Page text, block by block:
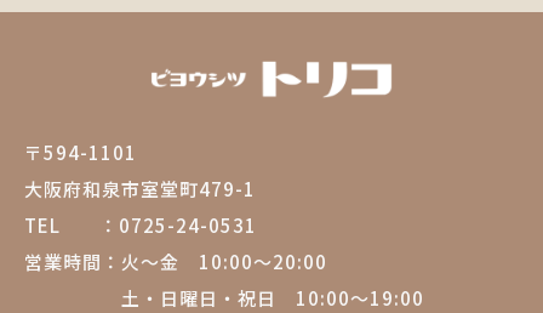
〒594-1101
大阪府和泉市室堂町479-1
TEL ： 0725-24-0531
営業時間： 火～金 10:00～20:00
土・日曜日・祝日 10:00～19:00